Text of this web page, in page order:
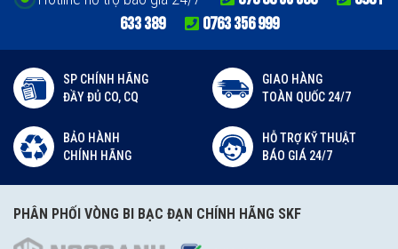
633 389
0763 356 999
SP CHÍNH HÃNG
ĐẦY ĐỦ CO, CQ
GIAO HÀNG
TOÀN QUỐC 24/7
BẢO HÀNH
CHÍNH HÃNG
HỖ TRỢ KỸ THUẬT
BÁO GIÁ 24/7
PHÂN PHỐI VÒNG BI BẠC ĐẠN CHÍNH HÃNG SKF